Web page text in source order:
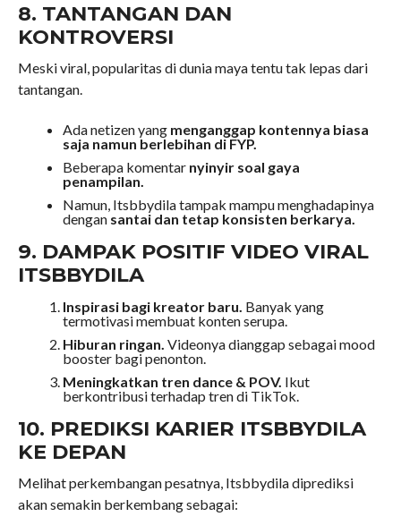
8. TANTANGAN DAN
KONTROVERSI
Meski viral, popularitas di dunia maya tentu tak lepas dari
tantangan.
Ada netizen yang menganggap kontennya biasa
saja namun berlebihan di FYP.
Beberapa komentar nyinyir soal gaya
penampilan.
Namun, Itsbbydila tampak mampu menghadapinya
dengan santai dan tetap konsisten berkarya.
9. DAMPAK POSITIF VIDEO VIRAL
ITSBBYDILA
Inspirasi bagi kreator baru. Banyak yang
termotivasi membuat konten serupa.
Hiburan ringan. Videonya dianggap sebagai mood
booster bagi penonton.
Meningkatkan tren dance & POV. Ikut
berkontribusi terhadap tren di TikTok.
10. PREDIKSI KARIER ITSBBYDILA
KE DEPAN
Melihat perkembangan pesatnya, Itsbbydila diprediksi
akan semakin berkembang sebagai: